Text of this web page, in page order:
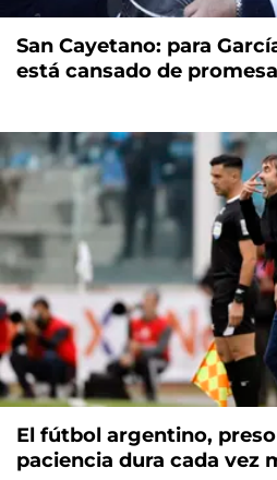
San Cayetano: para
está cansado de
El fútbol argentino,
paciencia dura cada vez